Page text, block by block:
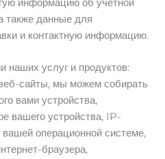
информацию об учетной
также данные для
и контактную информацию.
наших услуг и продуктов:
сайты, мы можем собирать
вами устройства,
вашего устройства, IP-
операционной системе,
браузера,